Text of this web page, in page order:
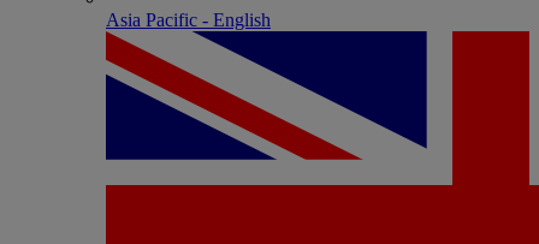
Asia Pacific - English